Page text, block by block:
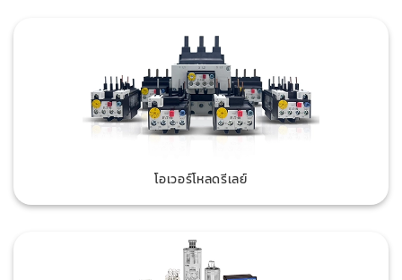
โอเวอร์โหลดรีเลย์